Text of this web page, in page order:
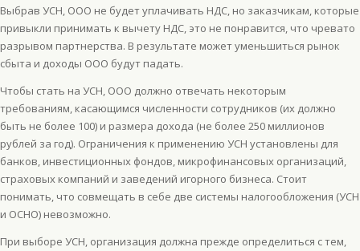
Выбрав УСН, ООО не будет уплачивать НДС, но заказчикам, которые
привыкли принимать к вычету НДС, это не понравится, что чревато
разрывом партнерства. В результате может уменьшиться рынок
сбыта и доходы ООО будут падать.
Чтобы стать на УСН, ООО должно отвечать некоторым
требованиям, касающимся численности сотрудников (их должно
быть не более 100) и размера дохода (не более 250 миллионов
рублей за год). Ограничения к применению УСН установлены для
банков, инвестиционных фондов, микрофинансовых организаций,
страховых компаний и заведений игорного бизнеса. Стоит
понимать, что совмещать в себе две системы налогообложения (УСН
и ОСНО) невозможно.
При выборе УСН, организация должна прежде определиться с тем,